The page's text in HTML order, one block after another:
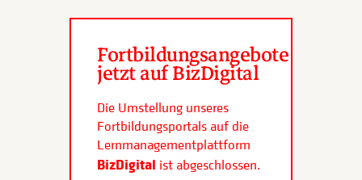
Fortbildungsangebote
jetzt auf BizDigital
Die Umstellung unseres
Fortbildungsportals auf die
Lernmanagementplattform
BizDigital ist abgeschlossen.